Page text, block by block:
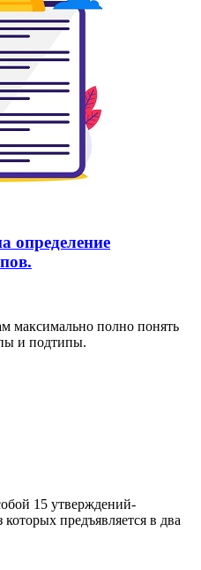
определение
максимально полно понять
и подтипы.
15 утверждений-
предъявляется в два